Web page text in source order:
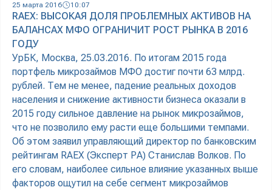
25 марта 2016 10:07
RAEX: ВЫСОКАЯ ДОЛЯ ПРОБЛЕМНЫХ АКТИВОВ НА
БАЛАНСАХ МФО ОГРАНИЧИТ РОСТ РЫНКА В 2016
ГОДУ
УрБК, Москва, 25.03.2016. По итогам 2015 года
портфель микрозаймов МФО достиг почти 63 млрд.
рублей. Тем не менее, падение реальных доходов
населения и снижение активности бизнеса оказали в
2015 году сильное давление на рынок микрозаймов,
что не позволило ему расти еще большими темпами.
Об этом заявил управляющий директор по банковским
рейтингам RAEX (Эксперт РА) Станислав Волков. По
его словам, наиболее сильное влияние указанных выше
факторов ощутил на себе сегмент микрозаймов